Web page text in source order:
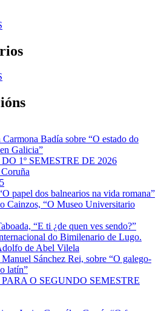
Badía sobre “O estado do
Galicia”
1º SEMESTRE DE 2026
papel dos balnearios na vida romana”
Cainzos, “O Museo Universitario
“E ti ¿de quen ves sendo?”
do Bimilenario de Lugo.
de Abel Vilela
Sánchez Rei, sobre “O galego-
latín”
O SEGUNDO SEMESTRE